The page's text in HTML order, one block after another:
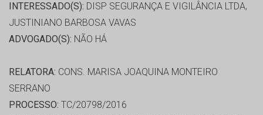
INTERESSADO(S): DISP SEGURANÇA E VIGILÂNCIA LTDA,
JUSTINIANO BARBOSA VAVAS
ADVOGADO(S): NÃO HÁ
RELATORA: CONS. MARISA JOAQUINA MONTEIRO
SERRANO
PROCESSO: TC/20798/2016